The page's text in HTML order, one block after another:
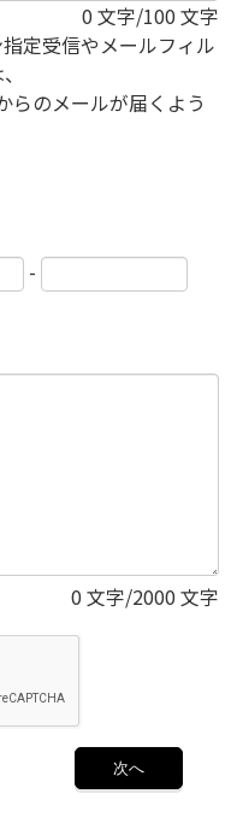
0 文字/100 文字
定受信やメールフィル
のメールが届くよう
-
0 文字/2000 文字